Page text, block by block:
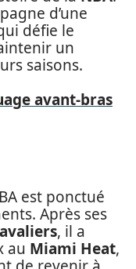
d’une
défie le
un
saisons.
avant-bras
est ponctué
Après ses
, il a
au Miami Heat,